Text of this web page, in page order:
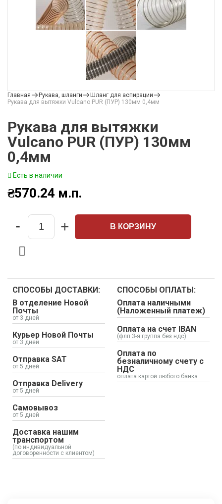
Главная Рукава, шланги
Шланг для аспирации
Рукава для вытяжки Vulcano PUR (ПУР) 130мм 0,4мм
Рукава для вытяжки
Vulcano PUR (ПУР) 130мм
0,4мм
Есть в наличии
₴570.24 м.п.
Quantity
- + В КОРЗИНУ
СПОСОБЫ ДОСТАВКИ:
В отделение Новой
Почты
от 3 дней
Курьер Новой Почты
от 3 дней
Отправка SAT
от 5 дней
Отправка Delivery
от 5 дней
Самовывоз
от 5 дней
Доставка нашим
транспортом
(по индивидуальной
договоренности с клиентом)
СПОСОБЫ ОПЛАТЫ:
Оплата наличными
(Наложенный платеж)
Оплата на счет IBAN
(флп 3-я группа без ндс)
Оплата по
безналичному счету с
НДС
оплата картой любого банка